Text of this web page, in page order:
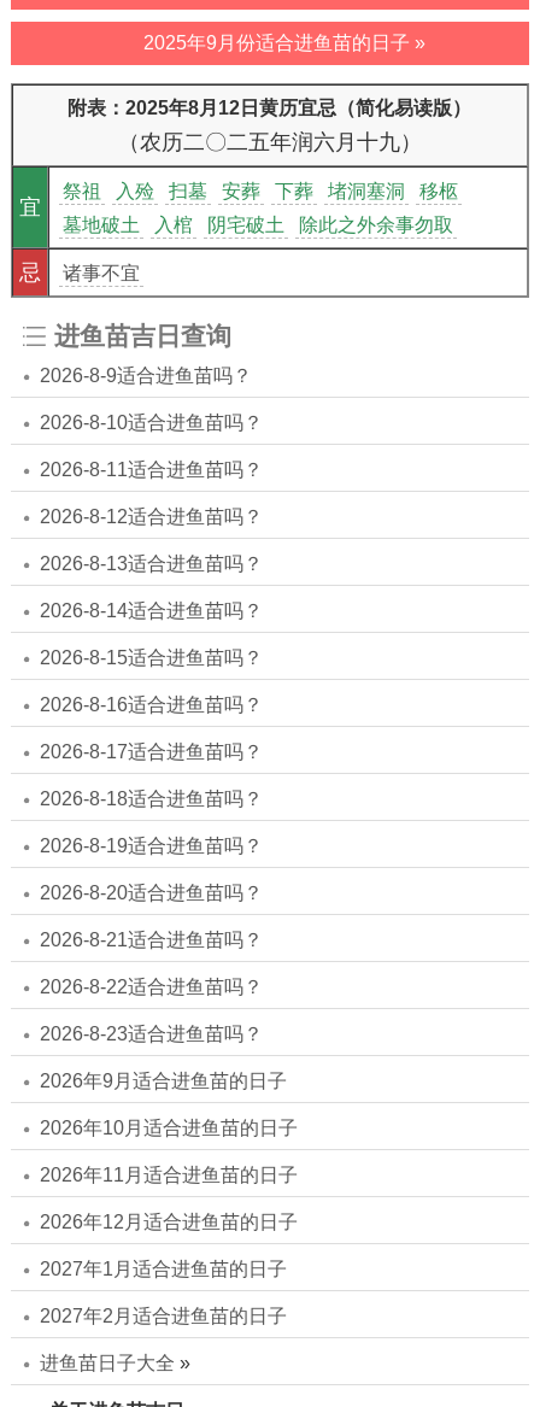
2025年9月份适合进鱼苗的日子 »
附表：2025年8月12日黄历宜忌（简化易读版）
（农历二〇二五年润六月十九）
宜
祭祖 入殓 扫墓 安葬 下葬 堵洞塞洞
移柩
墓地破土
入棺 阴宅破土
除此之外余事勿取
忌
诸事不宜
进鱼苗吉日查询
2026-8-9适合进鱼苗吗？
2026-8-10适合进鱼苗吗？
2026-8-11适合进鱼苗吗？
2026-8-12适合进鱼苗吗？
2026-8-13适合进鱼苗吗？
2026-8-14适合进鱼苗吗？
2026-8-15适合进鱼苗吗？
2026-8-16适合进鱼苗吗？
2026-8-17适合进鱼苗吗？
2026-8-18适合进鱼苗吗？
2026-8-19适合进鱼苗吗？
2026-8-20适合进鱼苗吗？
2026-8-21适合进鱼苗吗？
2026-8-22适合进鱼苗吗？
2026-8-23适合进鱼苗吗？
2026年9月适合进鱼苗的日子
2026年10月适合进鱼苗的日子
2026年11月适合进鱼苗的日子
2026年12月适合进鱼苗的日子
2027年1月适合进鱼苗的日子
2027年2月适合进鱼苗的日子
进鱼苗日子大全 »